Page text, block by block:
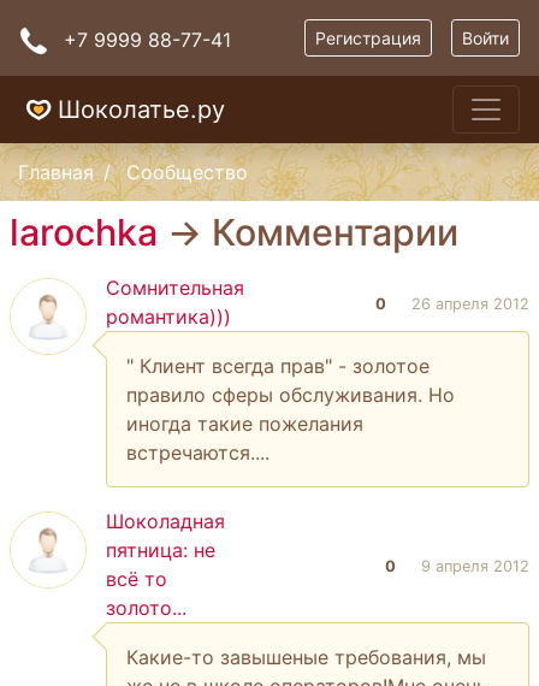
+7 9999 88-77-41 Регистрация Войти
Шоколатье.ру
Главная Сообщество
larochka → Комментарии
Сомнительная
романтика)))
0 26 апреля 2012
" Клиент всегда прав" - золотое
правило сферы обслуживания. Но
иногда такие пожелания
встречаются....
Шоколадная
пятница: не
всё то
золото...
0 9 апреля 2012
Какие-то завышеные требования, мы